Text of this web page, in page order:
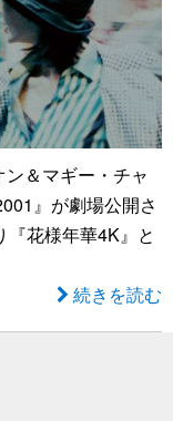
＆マギー・チャ
』が劇場公開さ
花様年華4K』と
続きを読む